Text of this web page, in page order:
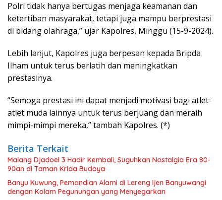
Polri tidak hanya bertugas menjaga keamanan dan
ketertiban masyarakat, tetapi juga mampu berprestasi
di bidang olahraga,” ujar Kapolres, Minggu (15-9-2024).
Lebih lanjut, Kapolres juga berpesan kepada Bripda
Ilham untuk terus berlatih dan meningkatkan
prestasinya.
“Semoga prestasi ini dapat menjadi motivasi bagi atlet-
atlet muda lainnya untuk terus berjuang dan meraih
mimpi-mimpi mereka,” tambah Kapolres. (*)
Berita Terkait
Malang Djadoel 3 Hadir Kembali, Suguhkan Nostalgia Era 80-
90an di Taman Krida Budaya
Banyu Kuwung, Pemandian Alami di Lereng Ijen Banyuwangi
dengan Kolam Pegunungan yang Menyegarkan